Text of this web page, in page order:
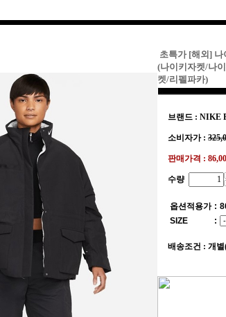
초특가 [해외]
(나이키자켓/나
켓/리펠파카)
브랜드 : NIKE
소비자가 :
판매가격 :
수량
옵션적용가 :
SIZE
:
배송조건 : 개